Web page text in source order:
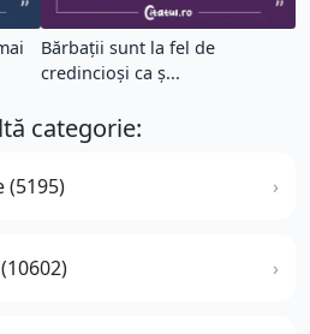
Bărbații sunt la fel de
credincioși ca ș...
categorie:
(5195)